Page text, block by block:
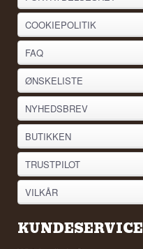
COOKIEPOLITIK
FAQ
ØNSKELISTE
NYHEDSBREV
BUTIKKEN
TRUSTPILOT
VILKÅR
KUNDESERVICE